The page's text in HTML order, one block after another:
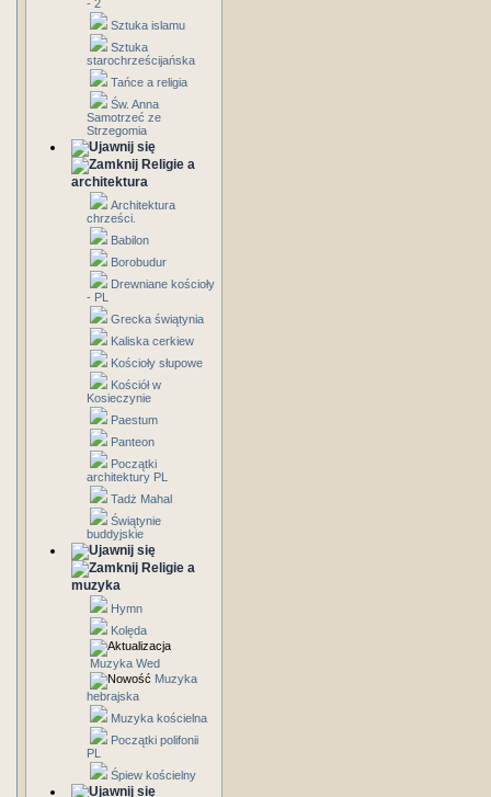
- 2
Sztuka islamu
Sztuka
starochrześcijańska
Tańce a religia
Św. Anna
Samotrzeć ze
Strzegomia
Religie a
architektura
Architektura
chrześci.
Babilon
Borobudur
Drewniane kościoły
- PL
Grecka świątynia
Kaliska cerkiew
Kościoły słupowe
Kościół w
Kosieczynie
Paestum
Panteon
Początki
architektury PL
Tadż Mahal
Świątynie
buddyjskie
Religie a
muzyka
Hymn
Kolęda
Muzyka Wed
Muzyka
hebrajska
Muzyka kościelna
Początki polifonii
PL
Śpiew kościelny